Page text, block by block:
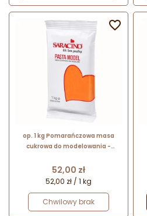
op. 1 kg Pomarańczowa masa
cukrowa do modelowania -
mocna i elastyczna
Cena
52,00 zł
52,00 zł / 1 kg
Chwilowy brak
